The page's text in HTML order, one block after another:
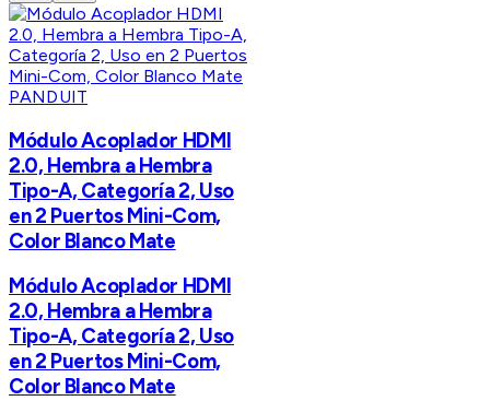
PANDUIT
Módulo Acoplador HDMI
2.0, Hembra a Hembra
Tipo-A, Categoría 2, Uso
en 2 Puertos Mini-Com,
Color Blanco Mate
Módulo Acoplador HDMI
2.0, Hembra a Hembra
Tipo-A, Categoría 2, Uso
en 2 Puertos Mini-Com,
Color Blanco Mate